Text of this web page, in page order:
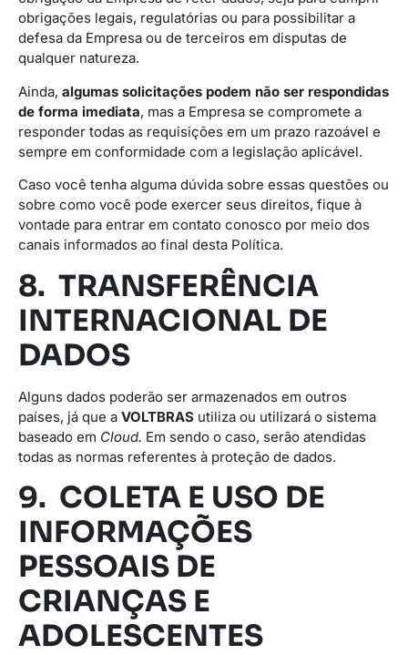
obrigações legais, regulatórias ou para possibilitar a
defesa da Empresa ou de terceiros em disputas de
qualquer natureza.
Ainda, algumas solicitações podem não ser respondidas
de forma imediata, mas a Empresa se compromete a
responder todas as requisições em um prazo razoável e
sempre em conformidade com a legislação aplicável.
Caso você tenha alguma dúvida sobre essas questões ou
sobre como você pode exercer seus direitos, fique à
vontade para entrar em contato conosco por meio dos
canais informados ao final desta Política.
8. TRANSFERÊNCIA
INTERNACIONAL DE
DADOS
Alguns dados poderão ser armazenados em outros
países, já que a VOLTBRAS utiliza ou utilizará o sistema
baseado em Cloud. Em sendo o caso, serão atendidas
todas as normas referentes à proteção de dados.
9. COLETA E USO DE
INFORMAÇÕES
PESSOAIS DE
CRIANÇAS E
ADOLESCENTES